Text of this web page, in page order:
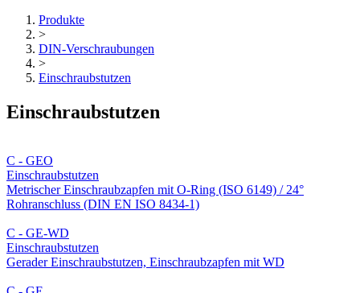
Produkte
>
DIN-Verschraubungen
>
Einschraubstutzen
Einschraub­stutzen
C - GEO
Einschraub­stutzen
Metrischer Einschraubzapfen mit O-Ring (ISO 6149) / 24°
Rohranschluss (DIN EN ISO 8434-1)
C - GE-WD
Einschraub­stutzen
Gerader Einschraubstutzen, Einschraubzapfen mit WD